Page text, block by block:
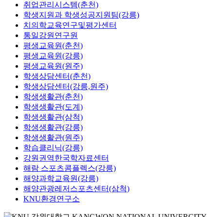
취업관리시스템(춘천)
학생지원과 학생성공지원팀(강릉)
치의학교육연구및평가센터
통일강원연구원
평생교육원(춘천)
평생교육원(강릉)
평생교육원(원주)
학생상담센터(춘천)
학생상담센터(강릉,원주)
학생생활관(춘천)
학생생활관(도계)
학생생활관(삼척)
학생생활관(강릉)
학생생활관(원주)
학습클리닉(강릉)
강원권역한국학자료센터
해람 스포츠콤플렉스(강릉)
해양과학교육원(강릉)
해양관광레저스포츠센터(삼척)
KNU환경연구소